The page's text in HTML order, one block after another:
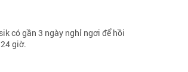
có gần 3 ngày nghỉ ngơi để hồi
giờ.